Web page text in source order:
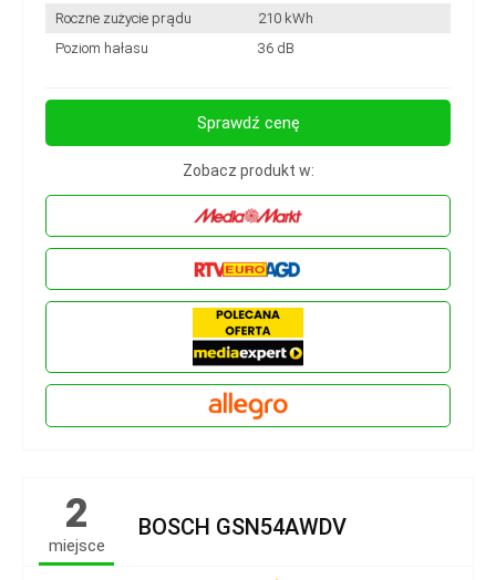
Roczne zużycie prądu
210 kWh
Poziom hałasu
36 dB
Sprawdź cenę
Zobacz produkt w:
2
miejsce
BOSCH GSN54AWDV